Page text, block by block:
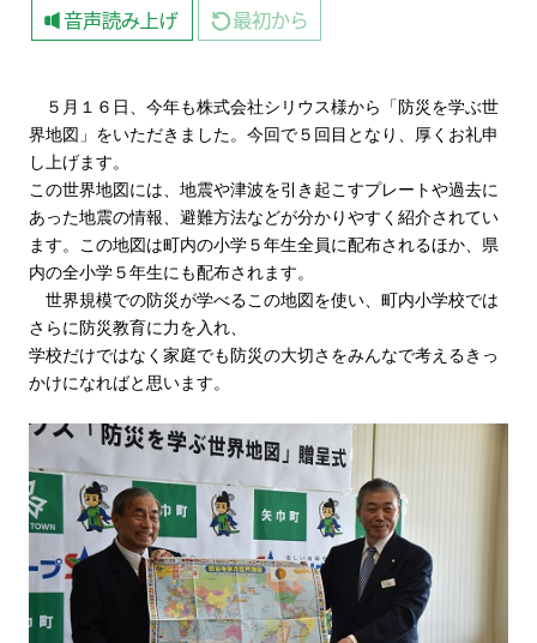
５月１６日、今年も株式会社シリウス様から「防災を学ぶ世
界地図」をいただきました。今回で５回目となり、厚くお礼申
し上げます。
この世界地図には、地震や津波を引き起こすプレートや過去に
あった地震の情報、避難方法などが分かりやすく紹介されてい
ます。この地図は町内の小学５年生全員に配布されるほか、県
内の全小学５年生にも配布されます。
世界規模での防災が学べるこの地図を使い、町内小学校では
さらに防災教育に力を入れ、
学校だけではなく家庭でも防災の大切さをみんなで考えるきっ
かけになればと思います。